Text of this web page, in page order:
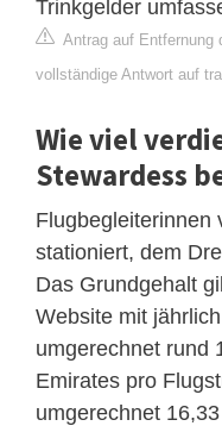
Trinkgelder
Antrag auf Entfernung
vollständige Antwort auf
Wie viel
Stewardess
Flugbegleiterinnen
stationiert, dem
Das Grundgehalt
Website mit
umgerechnet rund
Emirates pro
umgerechnet